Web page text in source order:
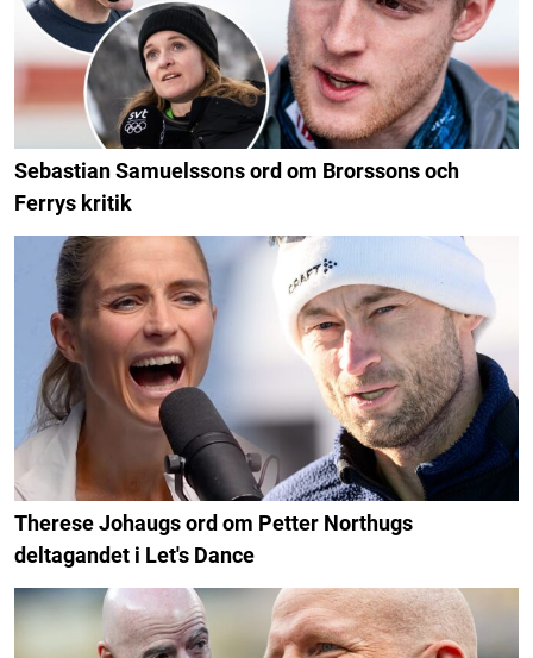
Sebastian Samuelssons ord om Brorssons och
Ferrys kritik
Therese Johaugs ord om Petter Northugs
deltagandet i Let's Dance